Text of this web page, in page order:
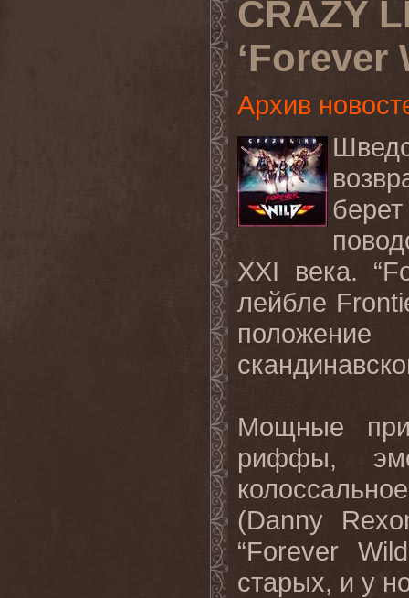
CRAZY
‘Forever
Архив
XXI
века. “
лейбле
Мощные
риффы,
(Danny
“Forever Wild
старых, и у